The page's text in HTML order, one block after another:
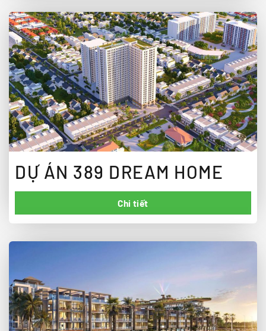
DỰ ÁN 389 DREAM HOME
Chi tiết